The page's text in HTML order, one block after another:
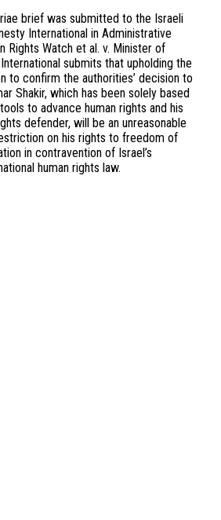
brief was submitted to the Israeli
International in Administrative
Rights Watch et al. v. Minister of
submits that upholding the
to confirm the authorities’ decision to
Shakir, which has been solely based
to advance human rights and his
defender, will be an unreasonable
on his rights to freedom of
in contravention of Israel’s
human rights law.